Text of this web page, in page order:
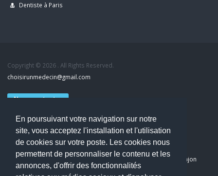
En poursuivant votre navigation sur notre
site, vous acceptez l'installation et l'utilisation
de cookies sur votre poste. Les cookies nous
permettent de personnaliser le contenu et les
annonces, d'offrir des fonctionnalités
Dentiste à Paris
Copyright © 2026 . All Rights Reserved.
choisirunmedecin@gmail.com
Nous contacter
Accueil
Blog
Mon compte
Dernier avis : PASCAL DELCAMPE, Chirurgien maxillo-faciale à Arpajon
Mentions légales